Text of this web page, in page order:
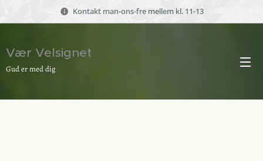
Kontakt man-ons-fre mellem kl. 11-13
Vær Velsignet
Gud er med dig